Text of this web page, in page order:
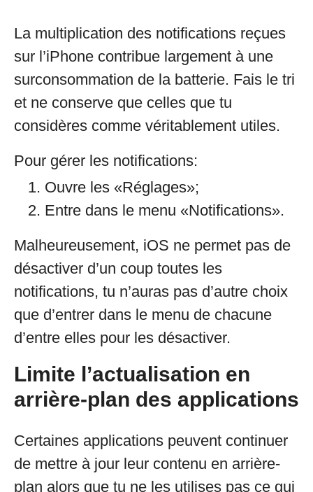
La multiplication des notifications reçues
sur l’iPhone contribue largement à une
surconsommation de la batterie. Fais le tri
et ne conserve que celles que tu
considères comme véritablement utiles.
Pour gérer les notifications:
Ouvre les «Réglages»;
Entre dans le menu «Notifications».
Malheureusement, iOS ne permet pas de
désactiver d’un coup toutes les
notifications, tu n’auras pas d’autre choix
que d’entrer dans le menu de chacune
d’entre elles pour les désactiver.
Limite l’actualisation en
arrière-plan des applications
Certaines applications peuvent continuer
de mettre à jour leur contenu en arrière-
plan alors que tu ne les utilises pas ce qui